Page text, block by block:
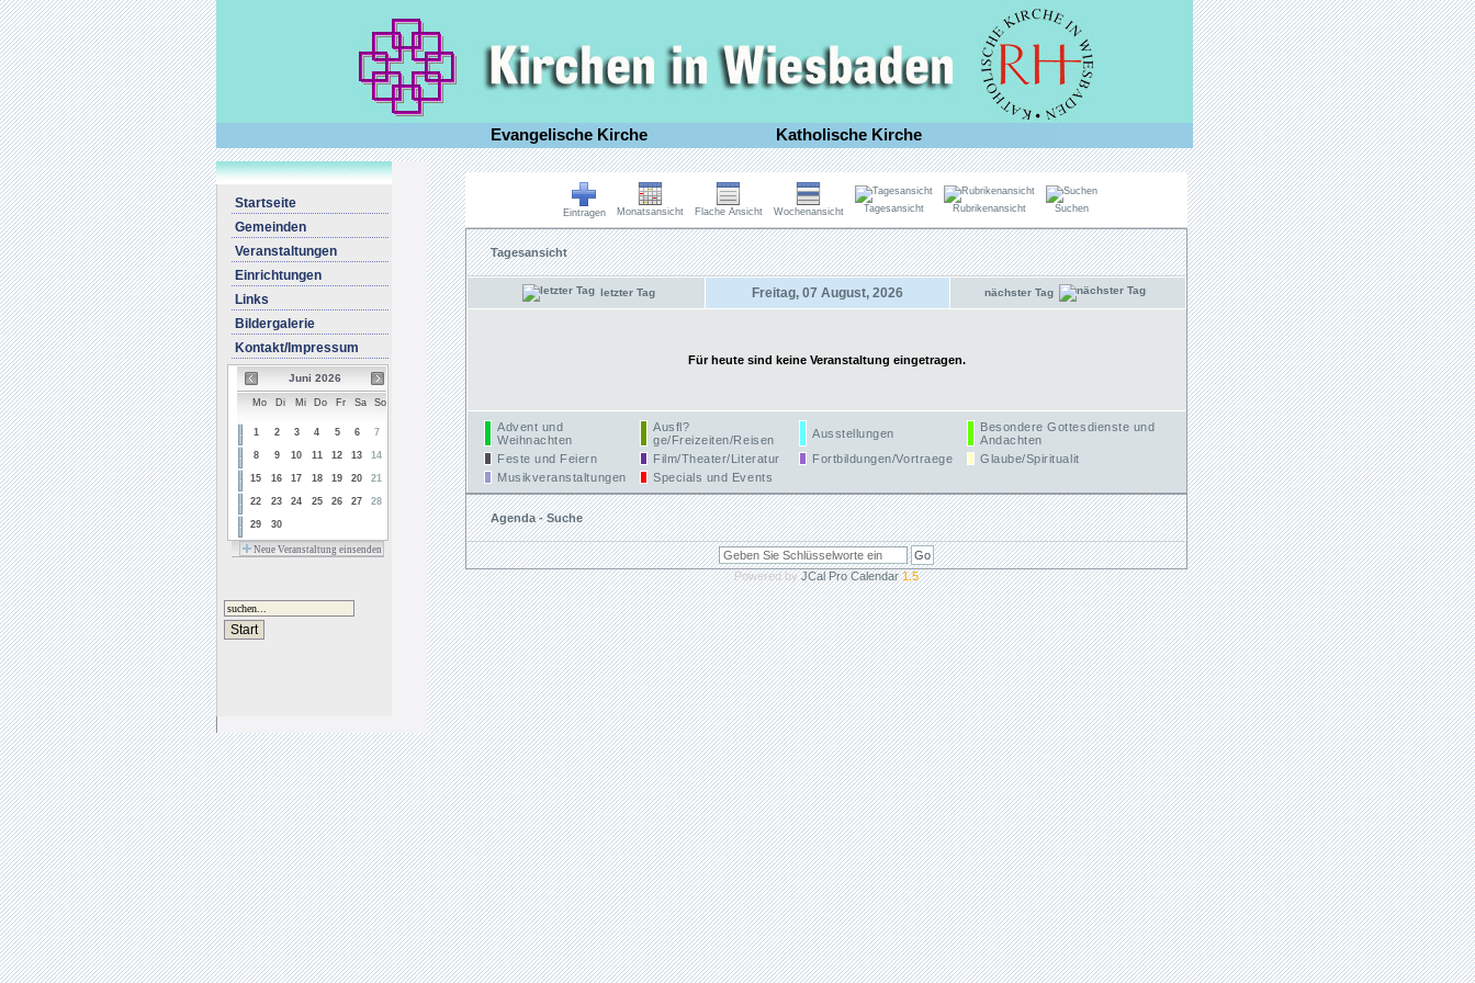
Evangelische Kirche Katholische Kirche
Startseite
Gemeinden
Veranstaltungen
Einrichtungen
Links
Bildergalerie
Kontakt/Impressum
Juni 2026
Mo Di Mi Do Fr Sa So
1 2 3 4 5 6 7
8 9 10 11 12 13 14
15 16 17 18 19 20 21
22 23 24 25 26 27 28
29 30
Neue Veranstaltung einsenden
Eintragen Monatsansicht Flache Ansicht Wochenansicht Tagesansicht Rubrikenansicht Suchen
Tagesansicht
letzter Tag Freitag, 07 August, 2026 nächster Tag
Für heute sind keine Veranstaltung eingetragen.
Advent und
Weihnachten
Ausfl?
ge/Freizeiten/Reisen
Ausstellungen
Besondere Gottesdienste und
Andachten
Feste und Feiern
Film/Theater/Literatur Fortbildungen/Vortraege
Glaube/Spiritualit
Musikveranstaltungen
Specials und Events
Agenda - Suche
Powered byJCal Pro Calendar1.5